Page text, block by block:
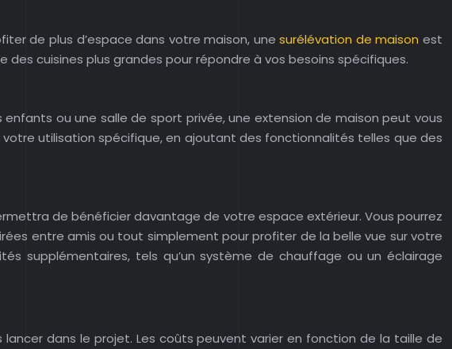
de plus d’espace dans votre maison, unesurélévation de maison est
cuisines plus grandes pour répondre à vos besoins spécifiques.
ou une salle de sport privée, une extension de maison peut vous
utilisation spécifique, en ajoutant des fonctionnalités telles que des
de bénéficier davantage de votre espace extérieur. Vous pourrez
entre amis ou tout simplement pour profiter de la belle vue sur votre
supplémentaires, tels qu’un système de chauffage ou un éclairage
dans le projet. Les coûts peuvent varier en fonction de la taille de